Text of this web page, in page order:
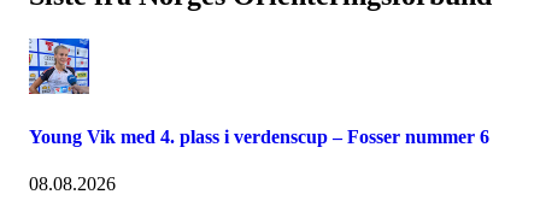
Young Vik med 4. plass i verdenscup – Fosser nummer 6
08.08.2026